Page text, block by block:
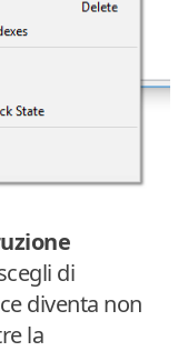
di
diventa non
la